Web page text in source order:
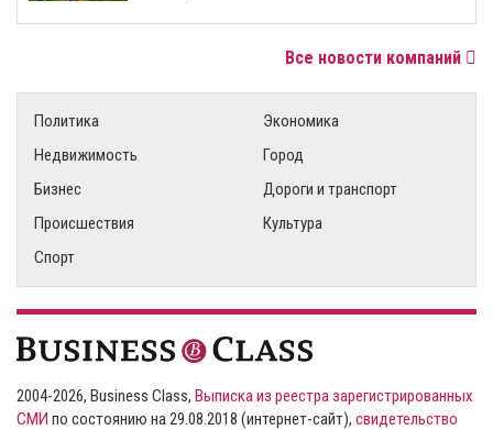
Все новости компаний
Политика
Экономика
Недвижимость
Город
Бизнес
Дороги и транспорт
Происшествия
Культура
Спорт
2004-2026, Business Class, Выписка из реестра зарегистрированных
СМИ по состоянию на 29.08.2018 (интернет-сайт), свидетельство